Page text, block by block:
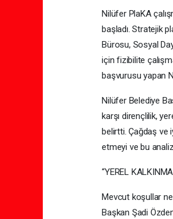
Nilüfer PlaKA
başladı. Stratejik
Bürosu, Sosyal
için fizibilite
başvurusu yapan
Nilüfer Belediye
karşı dirençlilik,
belirtti. Çağdaş ve
etmeyi ve bu
“YEREL
Mevcut koşullar
Başkan Şadi